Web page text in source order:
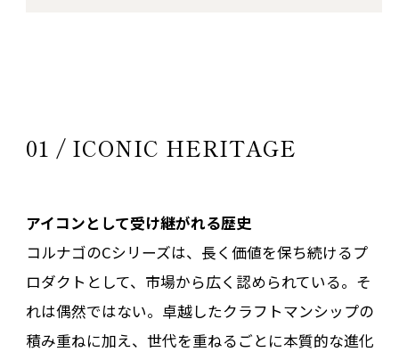
01 / ICONIC HERITAGE
アイコンとして受け継がれる歴史
コルナゴのCシリーズは、長く価値を保ち続けるプ
ロダクトとして、市場から広く認められている。そ
れは偶然ではない。卓越したクラフトマンシップの
積み重ねに加え、世代を重ねるごとに本質的な進化